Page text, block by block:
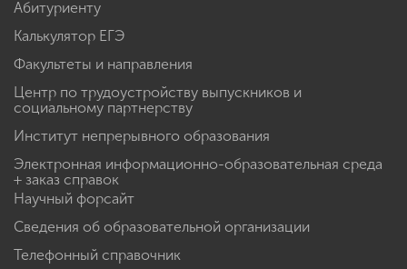
Абитуриенту
Калькулятор ЕГЭ
Факультеты и направления
Центр по трудоустройству выпускников и
социальному партнерству
Институт непрерывного образования
Электронная информационно-образовательная среда
+ заказ справок
Научный форсайт
Сведения об образовательной организации
Телефонный справочник